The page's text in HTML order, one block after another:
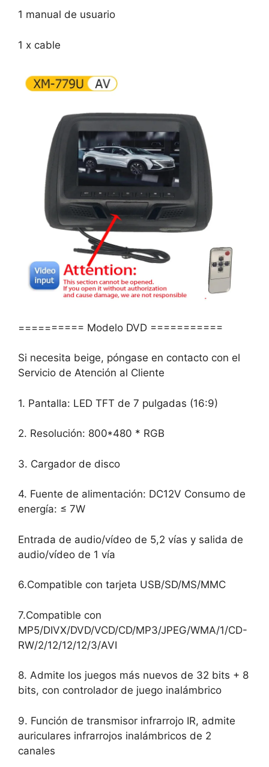
1 manual de usuario
1 x cable
========== Modelo DVD ===========
Si necesita beige, póngase en contacto con el
Servicio de Atención al Cliente
1. Pantalla: LED TFT de 7 pulgadas (16:9)
2. Resolución: 800*480 * RGB
3. Cargador de disco
4. Fuente de alimentación: DC12V Consumo de
energía: ≤ 7W
Entrada de audio/vídeo de 5,2 vías y salida de
audio/vídeo de 1 vía
6.Compatible con tarjeta USB/SD/MS/MMC
7.Compatible con
MP5/DIVX/DVD/VCD/CD/MP3/JPEG/WMA/1/CD-
RW/2/12/12/12/3/AVI
8. Admite los juegos más nuevos de 32 bits + 8
bits, con controlador de juego inalámbrico
9. Función de transmisor infrarrojo IR, admite
auriculares infrarrojos inalámbricos de 2
canales